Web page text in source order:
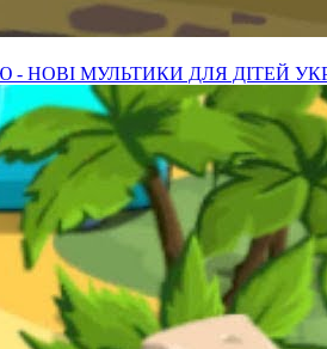
НОВІ МУЛЬТИКИ ДЛЯ ДІТЕЙ